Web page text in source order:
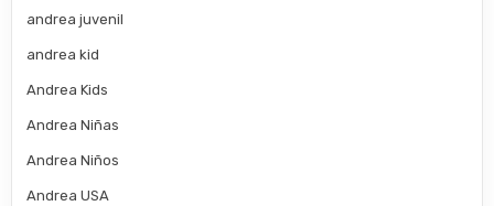
andrea juvenil
andrea kid
Andrea Kids
Andrea Niñas
Andrea Niños
Andrea USA